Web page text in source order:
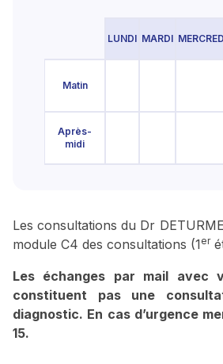
LUNDI MARDI
Matin
Après-
midi
Les consultations du Dr
module C4 des consultations (1er
Les échanges par mail avec
constituent pas une
diagnostic. En cas d’urgence
15.